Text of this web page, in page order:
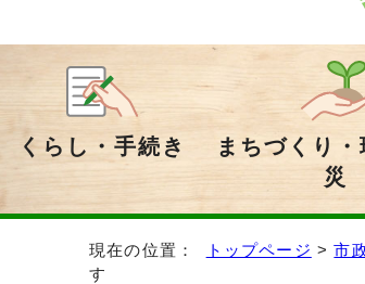
くらし・手続き
まちづくり
災
現在の位置： トップページ >市
す